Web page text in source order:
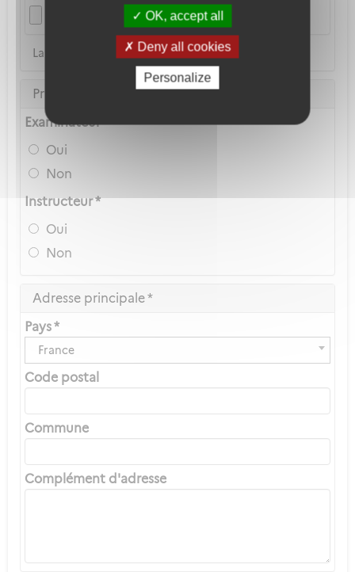
OK, accept all
Deny all cookies
Personalize
La copie du permis de conduire n'est pas acceptée
Privilèges Navigant
Examinateur *
Oui
Non
Instructeur *
Oui
Non
Adresse principale *
Pays *
France
Code postal
Commune
Complément d'adresse